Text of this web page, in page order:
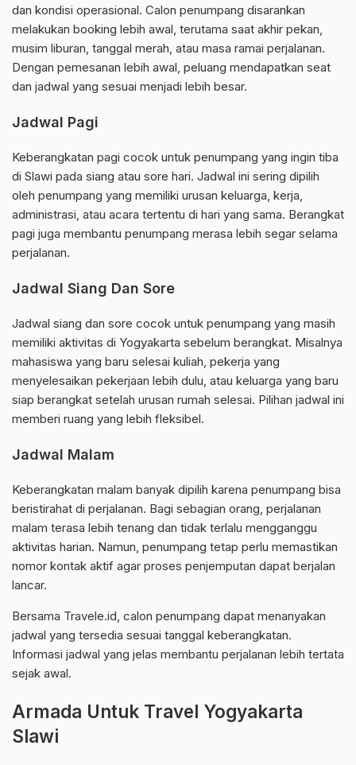
dan kondisi operasional. Calon penumpang disarankan
melakukan booking lebih awal, terutama saat akhir pekan,
musim liburan, tanggal merah, atau masa ramai perjalanan.
Dengan pemesanan lebih awal, peluang mendapatkan seat
dan jadwal yang sesuai menjadi lebih besar.
Jadwal Pagi
Keberangkatan pagi cocok untuk penumpang yang ingin tiba
di Slawi pada siang atau sore hari. Jadwal ini sering dipilih
oleh penumpang yang memiliki urusan keluarga, kerja,
administrasi, atau acara tertentu di hari yang sama. Berangkat
pagi juga membantu penumpang merasa lebih segar selama
perjalanan.
Jadwal Siang Dan Sore
Jadwal siang dan sore cocok untuk penumpang yang masih
memiliki aktivitas di Yogyakarta sebelum berangkat. Misalnya
mahasiswa yang baru selesai kuliah, pekerja yang
menyelesaikan pekerjaan lebih dulu, atau keluarga yang baru
siap berangkat setelah urusan rumah selesai. Pilihan jadwal ini
memberi ruang yang lebih fleksibel.
Jadwal Malam
Keberangkatan malam banyak dipilih karena penumpang bisa
beristirahat di perjalanan. Bagi sebagian orang, perjalanan
malam terasa lebih tenang dan tidak terlalu mengganggu
aktivitas harian. Namun, penumpang tetap perlu memastikan
nomor kontak aktif agar proses penjemputan dapat berjalan
lancar.
Bersama Travele.id, calon penumpang dapat menanyakan
jadwal yang tersedia sesuai tanggal keberangkatan.
Informasi jadwal yang jelas membantu perjalanan lebih tertata
sejak awal.
Armada Untuk Travel Yogyakarta
Slawi